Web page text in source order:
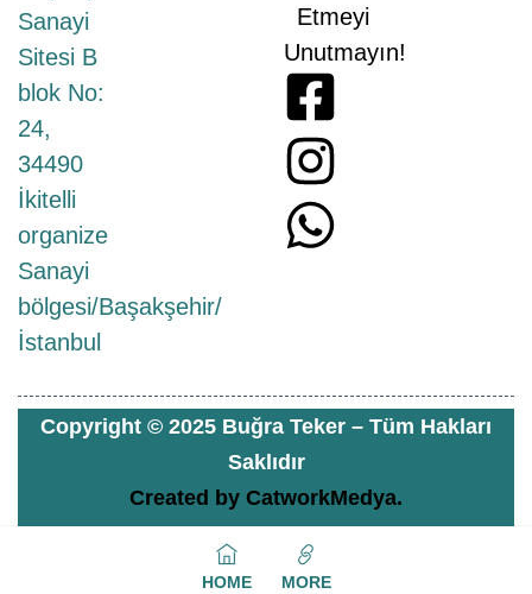
Sanayi
Sitesi B
blok No:
24,
34490
İkitelli
organize
Sanayi
bölgesi/Başakşehir/
İstanbul
Etmeyi
Unutmayın!
Copyright © 2025 Buğra Teker – Tüm Hakları
Saklıdır
Created by CatworkMedya.
HOME MORE